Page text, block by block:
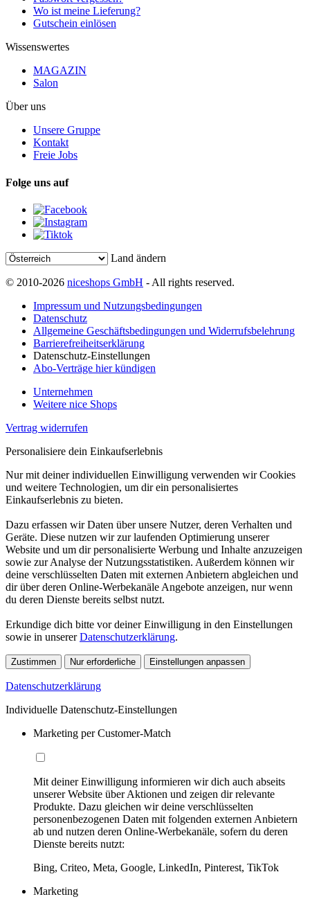
Wo ist meine Lieferung?
Gutschein einlösen
Wissenswertes
MAGAZIN
Salon
Über uns
Unsere Gruppe
Kontakt
Freie Jobs
Folge uns auf
Land ändern
© 2010-2026 niceshops GmbH - All rights reserved.
Impressum und Nutzungsbedingungen
Datenschutz
Allgemeine Geschäftsbedingungen und Widerrufsbelehrung
Barrierefreiheitserklärung
Datenschutz-Einstellungen
Abo-Verträge hier kündigen
Unternehmen
Weitere nice Shops
Vertrag widerrufen
Personalisiere dein Einkaufserlebnis
Nur mit deiner individuellen Einwilligung verwenden wir Cookies
und weitere Technologien, um dir ein personalisiertes
Einkaufserlebnis zu bieten.
Dazu erfassen wir Daten über unsere Nutzer, deren Verhalten und
Geräte. Diese nutzen wir zur laufenden Optimierung unserer
Website und um dir personalisierte Werbung und Inhalte anzuzeigen
sowie zur Analyse der Nutzungsstatistiken. Außerdem können wir
deine verschlüsselten Daten mit externen Anbietern abgleichen und
dir über deren Online-Werbekanäle Angebote anzeigen, nur wenn
du deren Dienste bereits selbst nutzt.
Erkundige dich bitte vor deiner Einwilligung in den Einstellungen
sowie in unsererDatenschutzerklärung.
Zustimmen Nur erforderliche Einstellungen anpassen
Datenschutzerklärung
Individuelle Datenschutz-Einstellungen
Marketing per Customer-Match
Mit deiner Einwilligung informieren wir dich auch abseits
unserer Website über Aktionen und zeigen dir relevante
Produkte. Dazu gleichen wir deine verschlüsselten
personenbezogenen Daten mit folgenden externen Anbietern
ab und nutzen deren Online-Werbekanäle, sofern du deren
Dienste bereits nutzt:
Bing, Criteo, Meta, Google, LinkedIn, Pinterest, TikTok
Marketing